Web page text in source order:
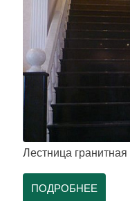
Лестница
ПОДРОБНЕЕ